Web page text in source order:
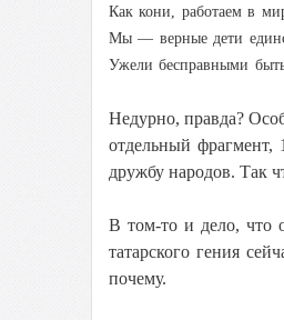
Как кони, работаем в
Мы — верные дети
Ужели бесправными
Недурно, правда?
отдельный фрагмент,
дружбу народов. Так
В том-то и дело, что
татарского гения
почему.